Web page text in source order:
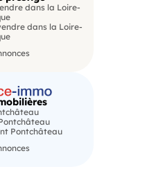
dans la Loire-
dans la Loire-
Pontchâteau